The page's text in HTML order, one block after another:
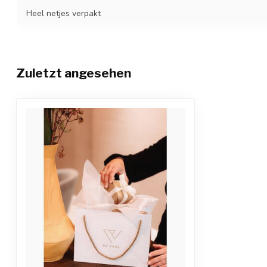
Heel netjes verpakt
EE Deekman
Veröffentlicht am 29 April 2026 at 18:22
Netjes verpakt
JJ Kilian
Veröffentlicht am 24 April 2026 at 16:58
Netjes en leuk verpakt
Anneke DUNNEWIND
Veröffentlicht am 18 April 2026 at 00:52
Zuletzt angesehen